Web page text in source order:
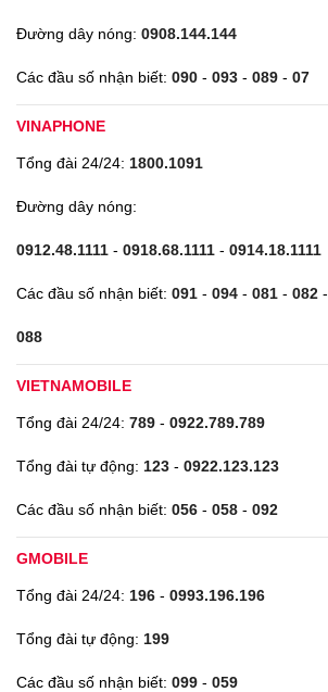
Đường dây nóng: 0908.144.144
Các đầu số nhận biết: 090 - 093 - 089 - 07
VINAPHONE
Tổng đài 24/24: 1800.1091
Đường dây nóng:
0912.48.1111 - 0918.68.1111 - 0914.18.1111
Các đầu số nhận biết: 091 - 094 - 081 - 082 -
088
VIETNAMOBILE
Tổng đài 24/24: 789 - 0922.789.789
Tổng đài tự động: 123 - 0922.123.123
Các đầu số nhận biết: 056 - 058 - 092
GMOBILE
Tổng đài 24/24: 196 - 0993.196.196
Tổng đài tự động: 199
Các đầu số nhận biết: 099 - 059